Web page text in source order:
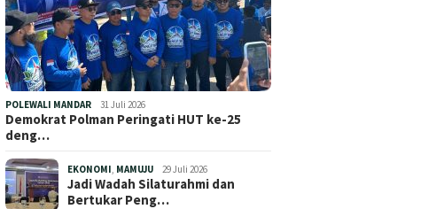
POLEWALI MANDAR 31 Juli 2026
Demokrat Polman Peringati HUT ke-25
deng…
EKONOMI MAMUJU 29 Juli 2026
Jadi Wadah Silaturahmi dan
Bertukar Peng…